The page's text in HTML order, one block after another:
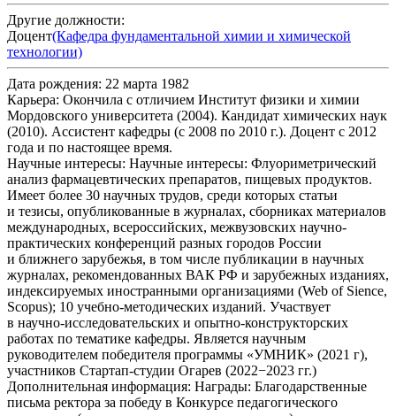
Другие должности:
Доцент(Кафедра фундаментальной химии и химической
технологии)
Дата рождения: 22 марта 1982
Карьера: Окончила с отличием Институт физики и химии
Мордовского университета (2004). Кандидат химических наук
(2010). Ассистент кафедры (с 2008 по 2010 г.). Доцент с 2012
года и по настоящее время.
Научные интересы: Научные интересы: Флуориметрический
анализ фармацевтических препаратов, пищевых продуктов.
Имеет более 30 научных трудов, среди которых статьи
и тезисы, опубликованные в журналах, сборниках материалов
международных, всероссийских, межвузовских научно-
практических конференций разных городов России
и ближнего зарубежья, в том числе публикации в научных
журналах, рекомендованных ВАК РФ и зарубежных изданиях,
индексируемых иностранными организациями (Web of Sience,
Scopus); 10 учебно-методических изданий. Участвует
в научно-исследовательских и опытно-конструкторских
работах по тематике кафедры. Является научным
руководителем победителя программы «УМНИК» (2021 г),
участников Стартап-студии Огарев (2022−2023 гг.)
Дополнительная информация: Награды: Благодарственные
письма ректора за победу в Конкурсе педагогического